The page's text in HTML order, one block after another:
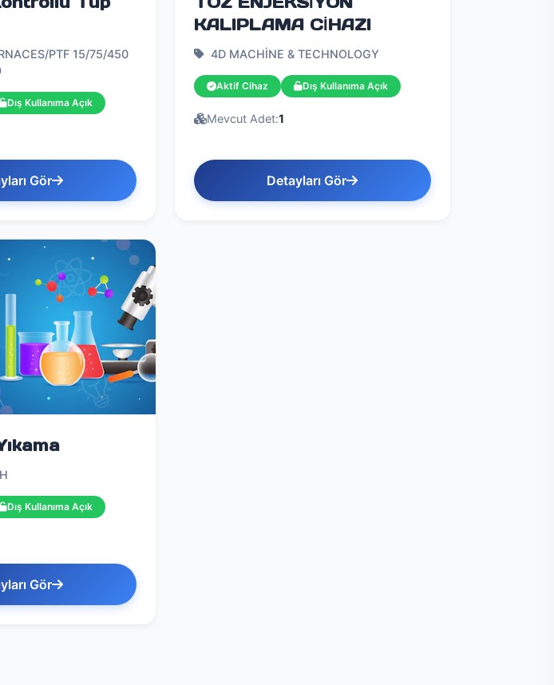
PTF 15/75/450
Dış Kullanıma Açık
Gör
KALIPLAMA CİHAZI
4D MACHİNE & TECHNOLOGY
Aktif Cihaz Dış Kullanıma Açık
Mevcut Adet:1
Detayları Gör
Dış Kullanıma Açık
Gör